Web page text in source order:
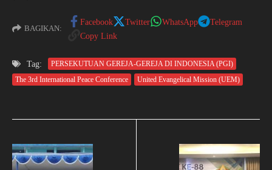
BAGIKAN:
Facebook Twitter WhatsApp
Telegram
Copy Link
Tag:
PERSEKUTUAN GEREJA-GEREJA DI INDONESIA (PGI)
The 3rd International Peace Conference
United Evangelical Mission (UEM)